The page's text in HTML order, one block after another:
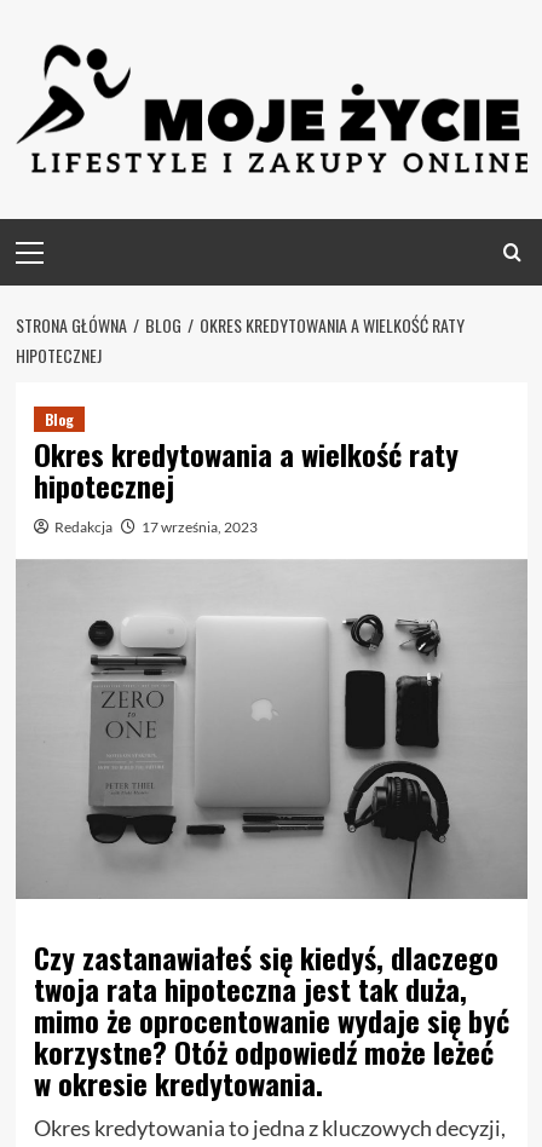
content
Menu
STRONA GŁÓWNA BLOG
OKRES KREDYTOWANIA A WIELKOŚĆ RATY
HIPOTECZNEJ
Blog
Okres kredytowania a wielkość raty
hipotecznej
Redakcja 17 września, 2023
Czy zastanawiałeś się kiedyś, dlaczego
twoja rata hipoteczna jest tak duża,
mimo że oprocentowanie wydaje się być
korzystne? Otóż odpowiedź może leżeć
w okresie kredytowania.
Okres kredytowania to jedna z kluczowych decyzji,